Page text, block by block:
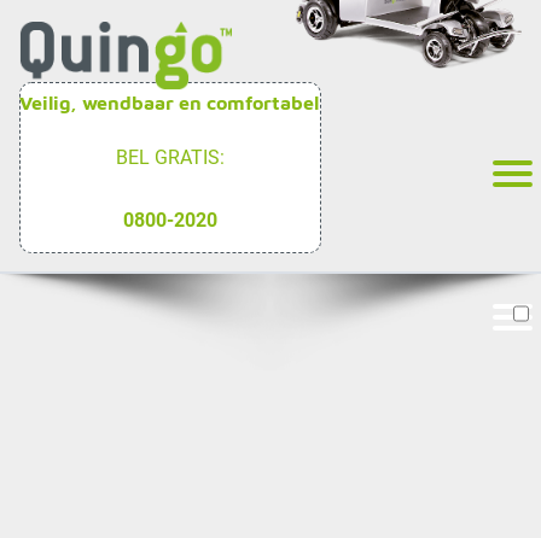
Veilig, wendbaar en comfortabel
BEL GRATIS:
0800-2020